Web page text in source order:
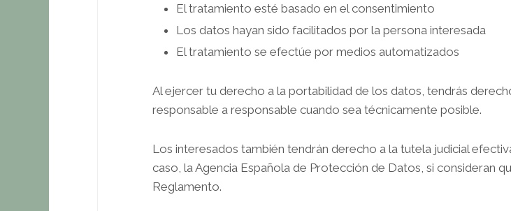
El tratamiento esté basado en el consentimiento
Los datos hayan sido facilitados por la persona interesada
El tratamiento se efectúe por medios automatizados
Al ejercer tu derecho a la portabilidad de los datos, tendrás
responsable a responsable cuando sea técnicamente posible.
Los interesados también tendrán derecho a la tutela judicial
caso, la Agencia Española de Protección de Datos, si consideran
Reglamento.